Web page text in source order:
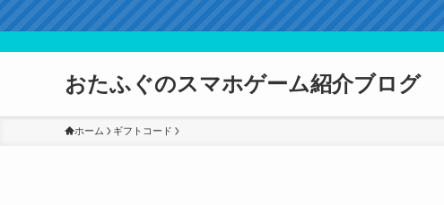
おたふぐのスマホゲーム紹介ブログ
ホーム ギフトコード